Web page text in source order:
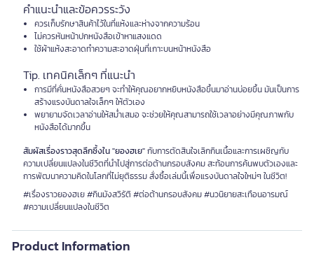
คำแนะนำและข้อควรระวัง
ควรเก็บรักษาสินค้าไว้ในที่แห้งและห่างจากความร้อน
ไม่ควรหันหน้าปกหนังสือเข้าหาแสงแดด
ใช้ผ้าแห้งสะอาดทำความสะอาดฝุ่นที่เกาะบนหน้าหนังสือ
Tip. เทคนิคเล็กๆ ที่แนะนำ
การมีที่คั่นหนังสือสวยๆ จะทำให้คุณอยากหยิบหนังสือขึ้นมาอ่านบ่อยขึ้น มันเป็นการ
สร้างแรงบันดาลใจเล็กๆ ให้ตัวเอง
พยายามจัดเวลาอ่านให้สม่ำเสมอ จะช่วยให้คุณสามารถใช้เวลาอย่างมีคุณภาพกับ
หนังสือได้มากขึ้น
สัมผัสเรื่องราวสุดลึกซึ้งใน "ยองฮเย"กับการตัดสินใจเลิกกินเนื้อและการเผชิญกับ
ความเปลี่ยนแปลงในชีวิตที่นำไปสู่การต่อต้านกรอบสังคม สะท้อนการค้นพบตัวเองและ
การพัฒนาความคิดในโลกที่ไม่ยุติธรรม สั่งซื้อเล่มนี้เพื่อแรงบันดาลใจใหม่ๆ ในชีวิต!
#เรื่องราวยองฮเย #กินมังสวิรัติ #ต่อต้านกรอบสังคม #นวนิยายสะเทือนอารมณ์
#ความเปลี่ยนแปลงในชีวิต
Product Information